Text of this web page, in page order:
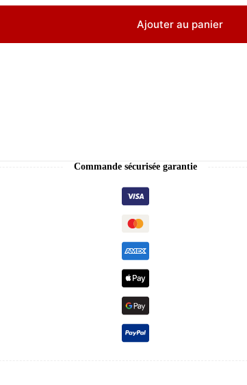
Ajouter au panier
Commande sécurisée garantie